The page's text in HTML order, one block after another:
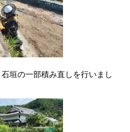
垣の一部積み直しを行いまし